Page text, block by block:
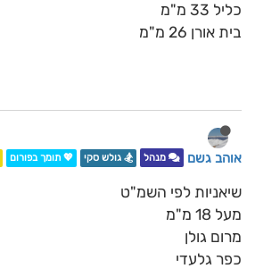
כליל 33 מ"מ
בית אורן 26 מ"מ
אוהב גשם מנהל 🏂 גולש סקי 💖 תומך בפורום
שיאניות לפי השמ"ט
מעל 18 מ"מ
מרום גולן
כפר גלעדי